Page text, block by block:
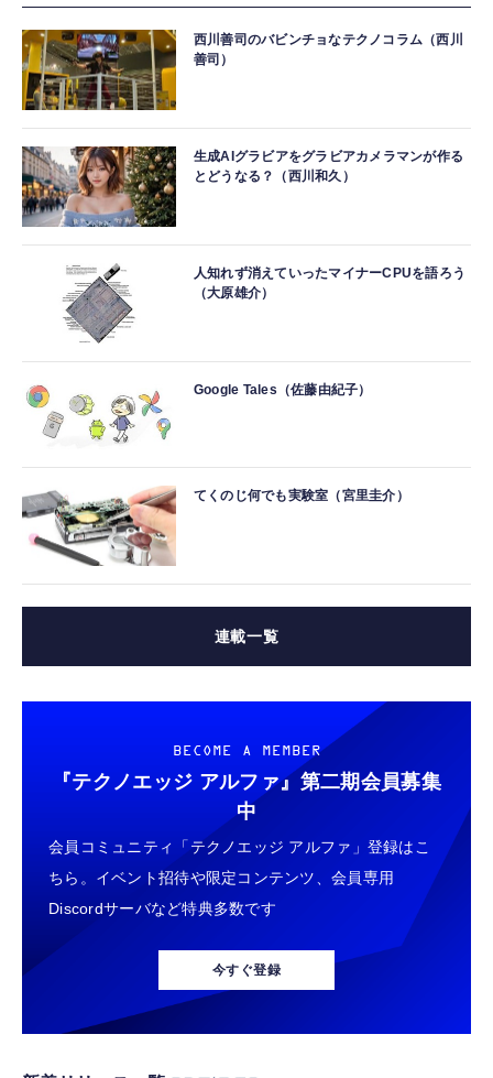
西川善司のバビンチョなテクノコラム（西川
善司）
生成AIグラビアをグラビアカメラマンが作る
とどうなる？（西川和久）
人知れず消えていったマイナーCPUを語ろう
（大原雄介）
Google Tales（佐藤由紀子）
てくのじ何でも実験室（宮里圭介）
連載一覧
BECOME A MEMBER
『テクノエッジ アルファ』 第二期会員募集
中
会員コミュニティ「テクノエッジ アルファ」登録はこ
ちら。イベント招待や限定コンテンツ、会員専用
Discordサーバなど特典多数です
今すぐ登録